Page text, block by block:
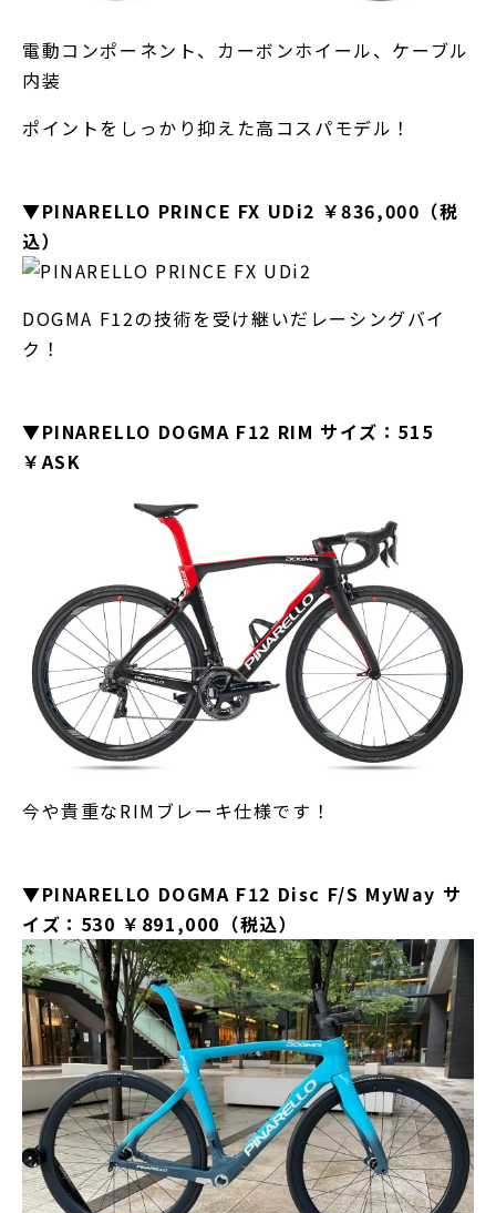
電動コンポーネント、カーボンホイール、ケーブル
内装
ポイントをしっかり抑えた高コスパモデル！
▼PINARELLO PRINCE FX UDi2 ￥836,000（税
込）
DOGMA F12の技術を受け継いだレーシングバイ
ク！
▼PINARELLO DOGMA F12 RIM サイズ：515
￥ASK
今や貴重なRIMブレーキ仕様です！
▼PINARELLO DOGMA F12 Disc F/S MyWay サ
イズ：530 ￥891,000（税込）